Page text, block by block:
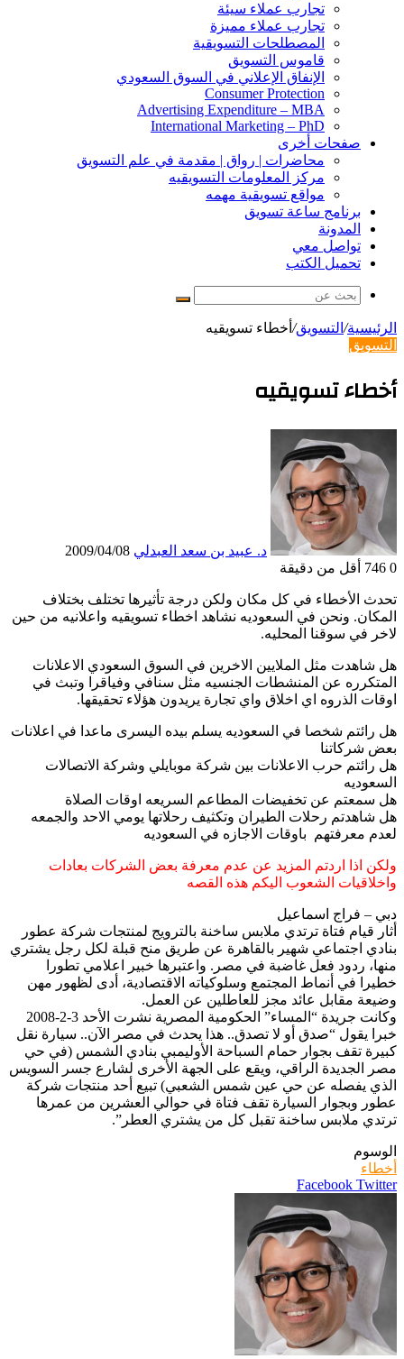
تجارب عملاء سيئة
تجارب عملاء مميزة
المصطلحات التسويقية
قاموس التسويق
الإنفاق الإعلاني في السوق السعودي
Consumer Protection
Advertising Expenditure – MBA
International Marketing – PhD
صفحات أخرى
محاضرات | رواق | مقدمة في علم التسويق
مركز المعلومات التسويقيه
مواقع تسويقية مهمه
برنامج ساعة تسويق
المدونة
تواصل معي
تحميل الكتب
بحث
الرئيسية/ التسويق/ أخطاء تسويقيه
التسويق
أخطاء تسويقيه
د. عبيد بن سعد العبدلي 2009/04/08
0
أقل من دقيقة
تحدث الأخطاء في كل مكان ولكن درجة تأثيرها تختلف بختلاف
المكان. ونحن في السعوديه نشاهد اخطاء تسويقيه واعلانيه من حين
لاخر في سوقنا المحليه.
هل شاهدت مثل الملايين الاخرين في السوق السعودي الاعلانات
المتكرره عن المنشطات الجنسيه مثل سنافي وفياقرا وتبث في
اوقات الذروه اي اخلاق واي تجارة يريدون هؤلاء تحقيقها.
هل رائتم شخصا في السعوديه يسلم بيده اليسرى ماعدا في اعلانات
بعض شركاتنا
هل رائتم حرب الاعلانات بين شركة موبايلي وشركة الاتصالات
السعوديه
هل سمعتم عن تخفيضات المطاعم السريعه اوقات الصلاة
هل شاهدتم رحلات الطيران وتكثيف رحلاتها يومي الاحد والجمعه
لعدم معرفتهم باوقات الاجازه في السعوديه
ولكن اذا اردتم المزيد عن عدم معرفة بعض الشركات بعادات
واخلاقيات الشعوب اليكم هذه القصه
دبي – فراج اسماعيل
أثار قيام فتاة ترتدي ملابس ساخنة بالترويج لمنتجات شركة عطور
بنادي اجتماعي شهير بالقاهرة عن طريق منح قبلة لكل رجل يشتري
منها، ردود فعل غاضبة في مصر. واعتبرها خبير اعلامي تطورا
خطيرا في أنماط المجتمع وسلوكياته الاقتصادية، أدى لظهور مهن
وضيعة مقابل عائد مجز للعاطلين عن العمل.
وكانت جريدة “المساء” الحكومية المصرية نشرت الأحد 3-2-2008
خبرا يقول “صدق أو لا تصدق.. هذا يحدث في مصر الآن.. سيارة نقل
كبيرة تقف بجوار حمام السباحة الأوليمبي بنادي الشمس (في حي
مصر الجديدة الراقي، ويقع على الجهة الأخرى لشارع جسر السويس
الذي يفصله عن حي عين شمس الشعبي) تبيع أحد منتجات شركة
عطور وبجوار السيارة تقف فتاة في حوالي العشرين من عمرها
ترتدي ملابس ساخنة تقبل كل من يشتري العطر”.
الوسوم
أخطاء
Facebook Twitter
LinkedIn
Pinterest
مشاركة
عبر
البريد
طباعة